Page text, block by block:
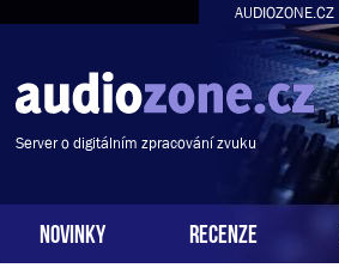
AUDIOZONE.CZ
Server o digitálním zpracování zvuku
NOVINKY RECENZE